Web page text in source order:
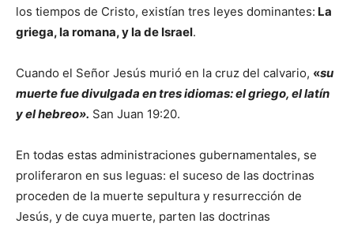
los tiempos de Cristo, existían tres leyes dominantes: La
griega, la romana, y la de Israel.
Cuando el Señor Jesús murió en la cruz del calvario, «su
muerte fue divulgada en tres idiomas: el griego, el latín
y el hebreo». San Juan 19:20.
En todas estas administraciones gubernamentales, se
proliferaron en sus leguas: el suceso de las doctrinas
proceden de la muerte sepultura y resurrección de
Jesús, y de cuya muerte, parten las doctrinas